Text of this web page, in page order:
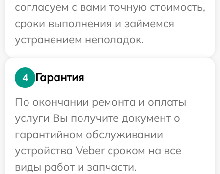
согласуем с вами точную стоимость,
сроки выполнения и займемся
устранением неполадок.
4
Гарантия
По окончании ремонта и оплаты
услуги Вы получите документ о
гарантийном обслуживании
устройства Veber сроком на все
виды работ и запчасти.